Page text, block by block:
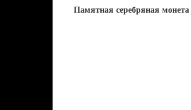
Памятная серебряная монета